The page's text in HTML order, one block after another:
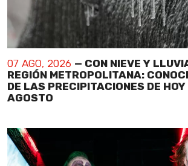
07 AGO, 2026 — CON NIEVE Y
REGIÓN METROPOLITANA:
DE LAS PRECIPITACIONES DE HOY
AGOSTO